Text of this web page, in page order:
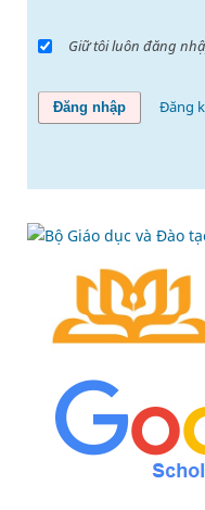
Giữ tôi luôn đăng
Đăng nhập Đăng